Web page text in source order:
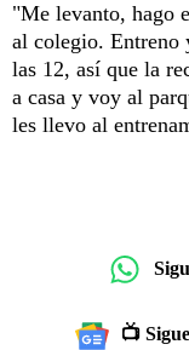
"Me levanto, hago
al colegio. Entreno
las 12, así que la
a casa y voy al
les llevo al
📺